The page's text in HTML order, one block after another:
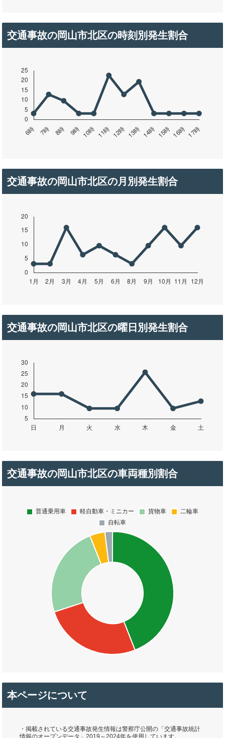
交通事故の岡山市北区の時刻別発生割合
交通事故の岡山市北区の月別発生割合
交通事故の岡山市北区の曜日別発生割合
交通事故の岡山市北区の車両種別割合
本ページについて
・掲載されている交通事故発生情報は警察庁公開の「交通事故統計
情報のオープンデータ」2019～2024年を使用しています。